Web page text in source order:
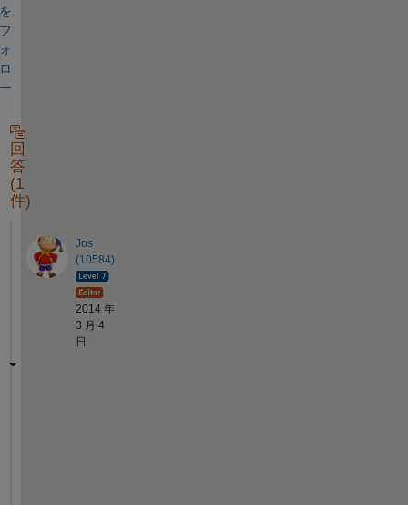
回
答
(1
件)
Jos
(10584)
2014 年
3 月 4
日